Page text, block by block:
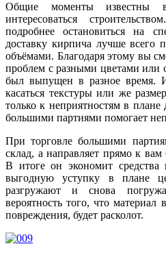
Общие моменты известны
интересоваться
подробнее остановиться на
доставку кирпича лучше всего
объёмами. Благодаря этому вы
проблем с разными цветами или
был выпущен в разное время.
касаться текстуры или же
только к неприятностям в
большими партиями помогает
При торговле большими
склад, а направляет прямо к
В итоге он экономит
выгодную уступку в плане
разгружают и снова
вероятность того, что материал
повреждения, будет расколот.